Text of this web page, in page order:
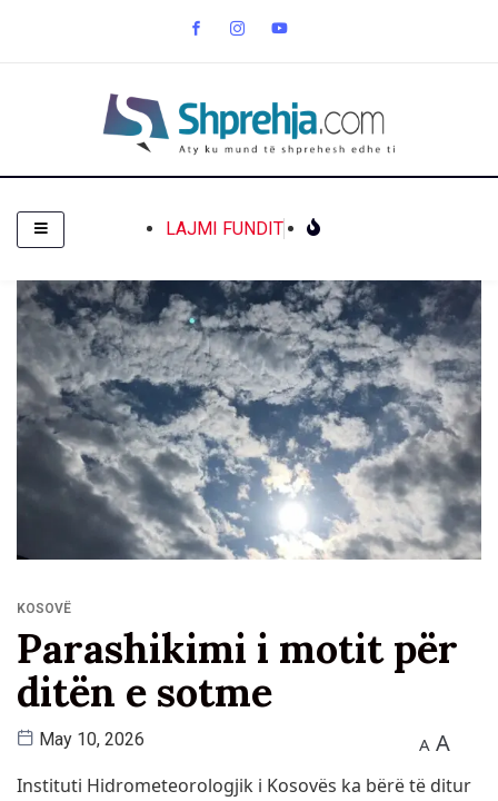
LAJMI FUNDIT
KOSOVË
Parashikimi i motit për
ditën e sotme
May 10, 2026 A A
Instituti Hidrometeorologjik i Kosovës ka bërë të ditur